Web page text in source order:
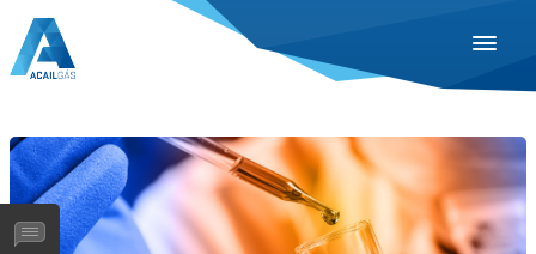
ESPAÑOL
PORTUGUÊS
INDUSTRIAS